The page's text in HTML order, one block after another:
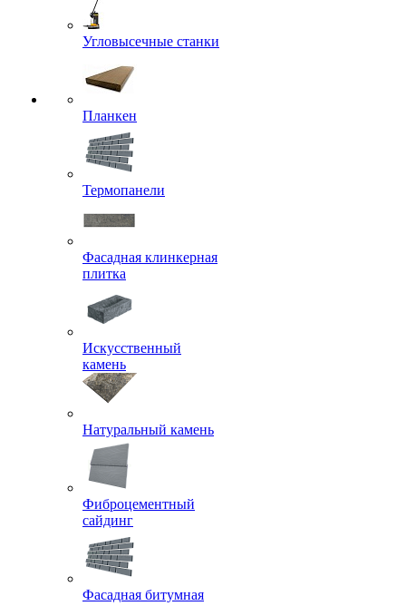
Угловысечные станки
Планкен
Термопанели
Фасадная клинкерная
плитка
Искусственный
камень
Натуральный камень
Фиброцементный
сайдинг
Фасадная битумная